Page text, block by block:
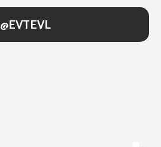
@EVTEVL